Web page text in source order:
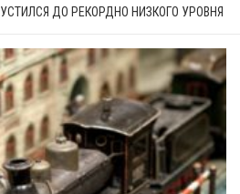
ДО РЕКОРДНО НИЗКОГО УРОВНЯ